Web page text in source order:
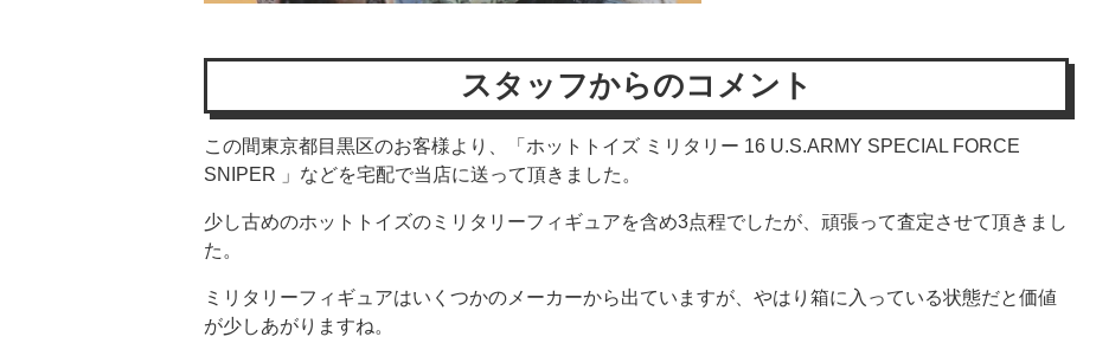
スタッフからのコメント
この間東京都目黒区のお客様より、「ホットトイズ ミリタリー 16 U.S.ARMY SPECIAL FORCE
SNIPER 」などを宅配で当店に送って頂きました。
少し古めのホットトイズのミリタリーフィギュアを含め3点程でしたが、頑張って査定させて頂きまし
た。
ミリタリーフィギュアはいくつかのメーカーから出ていますが、やはり箱に入っている状態だと価値
が少しあがりますね。